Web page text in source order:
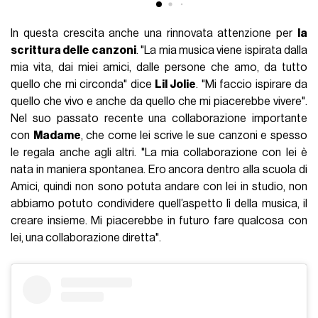
In questa crescita anche una rinnovata attenzione per
la
scrittura delle canzoni. "La mia musica viene ispirata dalla
mia vita, dai miei amici, dalle persone che amo, da tutto
quello che mi circonda" dice Lil Jolie. "Mi faccio ispirare da
quello che vivo e anche da quello che mi piacerebbe vivere".
Nel suo passato recente una collaborazione importante
con Madame, che come lei scrive le sue canzoni e spesso
le regala anche agli altri. "La mia collaborazione con lei è
nata in maniera spontanea. Ero ancora dentro alla scuola di
Amici, quindi non sono potuta andare con lei in studio, non
abbiamo potuto condividere quell’aspetto lì della musica, il
creare insieme. Mi piacerebbe in futuro fare qualcosa con
lei, una collaborazione diretta".